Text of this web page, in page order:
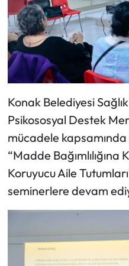
Konak Belediyesi
Psikososyal Destek
mücadele kapsamında
“Madde Bağımlılığına
Koruyucu Aile
seminerlere devam